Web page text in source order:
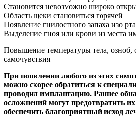
Становится невозможно широко
Область щеки становиться горячей
Появление гнилостного запаха изо рта
Выделение гноя или крови из места
Повышение температуры тела, озноб,
самочувствия
При появлении любого из этих
можно скорее обратиться к
проводил имплантацию. Раннее
осложнений могут предотвратить
обеспечить благоприятный исход